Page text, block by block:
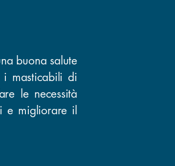
buona salute
masticabili di
le necessità
e migliorare il